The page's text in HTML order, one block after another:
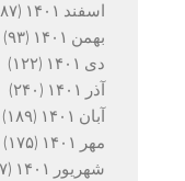
اسفند ۱۴۰۱
(۸۷)
بهمن ۱۴۰۱
(۹۳)
دی ۱۴۰۱
(۱۲۲)
آذر ۱۴۰۱
(۲۴۰)
آبان ۱۴۰۱
(۱۸۹)
مهر ۱۴۰۱
(۱۷۵)
شهریور ۱۴۰۱
(۱۲۷)